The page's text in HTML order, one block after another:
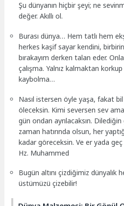
Şu dünyanın hiçbir şeyi; ne
değer. Akıllı ol.
Burası dünya… Hem tatlı hem
herkes kaşif sayar kendini,
bırakayım derken talan eder.
çalışma. Yalnız kalmaktan
kaybolma…
Nasıl istersen öyle yaşa, fakat
öleceksin. Kimi seversen sev
gün ondan ayrılacaksın.
zaman hatırında olsun, her
kadar göreceksin. Ve er yada geç
Hz. Muhammed
Bugün altını çizdiğimiz dünyalık
üstümüzü çizebilir!